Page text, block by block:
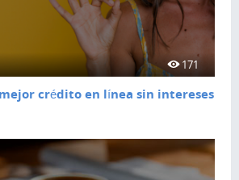
171
crédito en línea sin intereses